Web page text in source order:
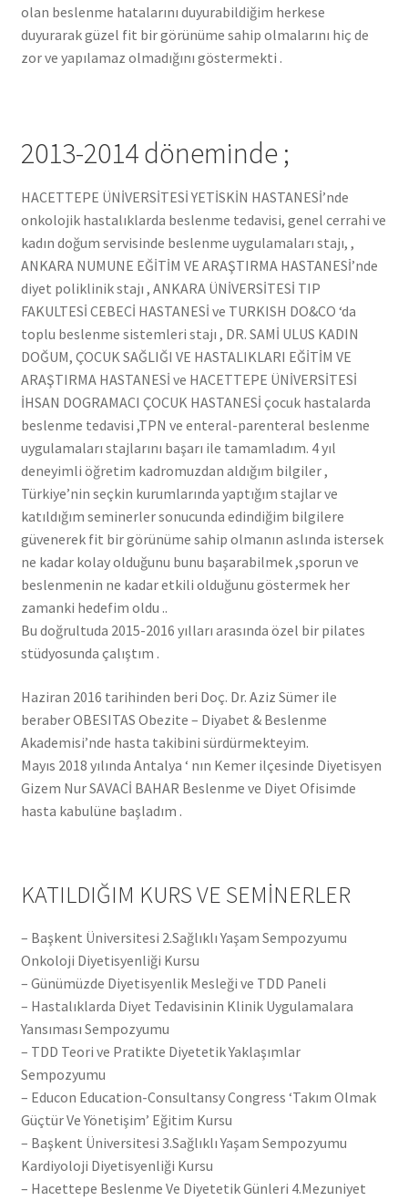
olan beslenme hatalarını duyurabildiğim herkese
duyurarak güzel fit bir görünüme sahip olmalarını hiç de
zor ve yapılamaz olmadığını göstermekti .
2013-2014 döneminde ;
HACETTEPE ÜNİVERSİTESİ YETİSKİN HASTANESİ’nde
onkolojik hastalıklarda beslenme tedavisi, genel cerrahi ve
kadın doğum servisinde beslenme uygulamaları stajı, ,
ANKARA NUMUNE EĞİTİM VE ARAŞTIRMA HASTANESİ’nde
diyet poliklinik stajı , ANKARA ÜNİVERSİTESİ TIP
FAKULTESİ CEBECİ HASTANESİ ve TURKISH DO&CO ‘da
toplu beslenme sistemleri stajı , DR. SAMİ ULUS KADIN
DOĞUM, ÇOCUK SAĞLIĞI VE HASTALIKLARI EĞİTİM VE
ARAŞTIRMA HASTANESİ ve HACETTEPE ÜNİVERSİTESİ
İHSAN DOGRAMACI ÇOCUK HASTANESİ çocuk hastalarda
beslenme tedavisi ,TPN ve enteral-parenteral beslenme
uygulamaları stajlarını başarı ile tamamladım. 4 yıl
deneyimli öğretim kadromuzdan aldığım bilgiler ,
Türkiye’nin seçkin kurumlarında yaptığım stajlar ve
katıldığım seminerler sonucunda edindiğim bilgilere
güvenerek fit bir görünüme sahip olmanın aslında istersek
ne kadar kolay olduğunu bunu başarabilmek ,sporun ve
beslenmenin ne kadar etkili olduğunu göstermek her
zamanki hedefim oldu ..
Bu doğrultuda 2015-2016 yılları arasında özel bir pilates
stüdyosunda çalıştım .
Haziran 2016 tarihinden beri Doç. Dr. Aziz Sümer ile
beraber OBESITAS Obezite – Diyabet & Beslenme
Akademisi’nde hasta takibini sürdürmekteyim.
Mayıs 2018 yılında Antalya ‘ nın Kemer ilçesinde Diyetisyen
Gizem Nur SAVACİ BAHAR Beslenme ve Diyet Ofisimde
hasta kabulüne başladım .
KATILDIĞIM KURS VE SEMİNERLER
– Başkent Üniversitesi 2.Sağlıklı Yaşam Sempozyumu
Onkoloji Diyetisyenliği Kursu
– Günümüzde Diyetisyenlik Mesleği ve TDD Paneli
– Hastalıklarda Diyet Tedavisinin Klinik Uygulamalara
Yansıması Sempozyumu
– TDD Teori ve Pratikte Diyetetik Yaklaşımlar
Sempozyumu
– Educon Education-Consultansy Congress ‘Takım Olmak
Güçtür Ve Yönetişim’ Eğitim Kursu
– Başkent Üniversitesi 3.Sağlıklı Yaşam Sempozyumu
Kardiyoloji Diyetisyenliği Kursu
– Hacettepe Beslenme Ve Diyetetik Günleri 4.Mezuniyet